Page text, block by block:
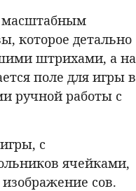
масштабным
которое детально
штрихами, а на
поле для игры в
ручной работы с
с
ячейками,
сов.